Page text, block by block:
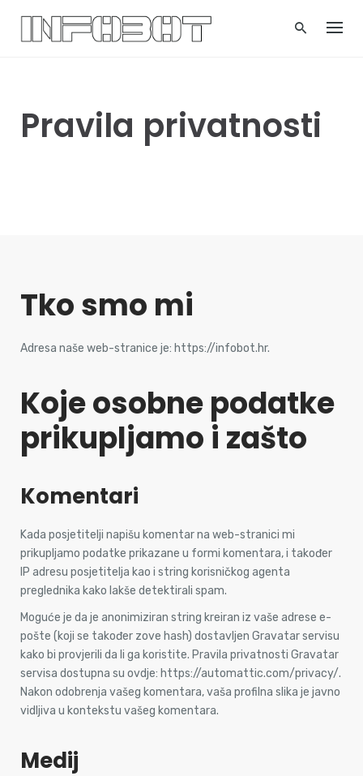
content
Pravila privatnosti
Tko smo mi
Adresa naše web-stranice je: https://infobot.hr.
Koje osobne podatke
prikupljamo i zašto
Komentari
Kada posjetitelji napišu komentar na web-stranici mi
prikupljamo podatke prikazane u formi komentara, i također
IP adresu posjetitelja kao i string korisničkog agenta
preglednika kako lakše detektirali spam.
Moguće je da je anonimiziran string kreiran iz vaše adrese e-
pošte (koji se također zove hash) dostavljen Gravatar servisu
kako bi provjerili da li ga koristite. Pravila privatnosti Gravatar
servisa dostupna su ovdje: https://automattic.com/privacy/.
Nakon odobrenja vašeg komentara, vaša profilna slika je javno
vidljiva u kontekstu vašeg komentara.
Medij